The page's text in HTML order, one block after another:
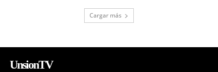
Cargar más
UnsionTV